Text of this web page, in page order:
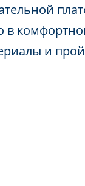
в
и